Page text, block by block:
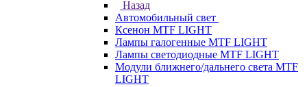
Назад
Автомобильный свет
Ксенон MTF LIGHT
Лампы галогенные MTF LIGHT
Лампы светодиодные MTF LIGHT
Модули ближнего/дальнего света MTF
LIGHT